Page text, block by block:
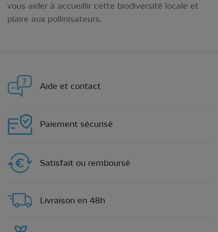
vous aider à accueillir cette biodiversité locale et
plaire aux pollinisateurs.
Aide et contact
Paiement sécurisé
Satisfait ou remboursé
Livraison en 48h